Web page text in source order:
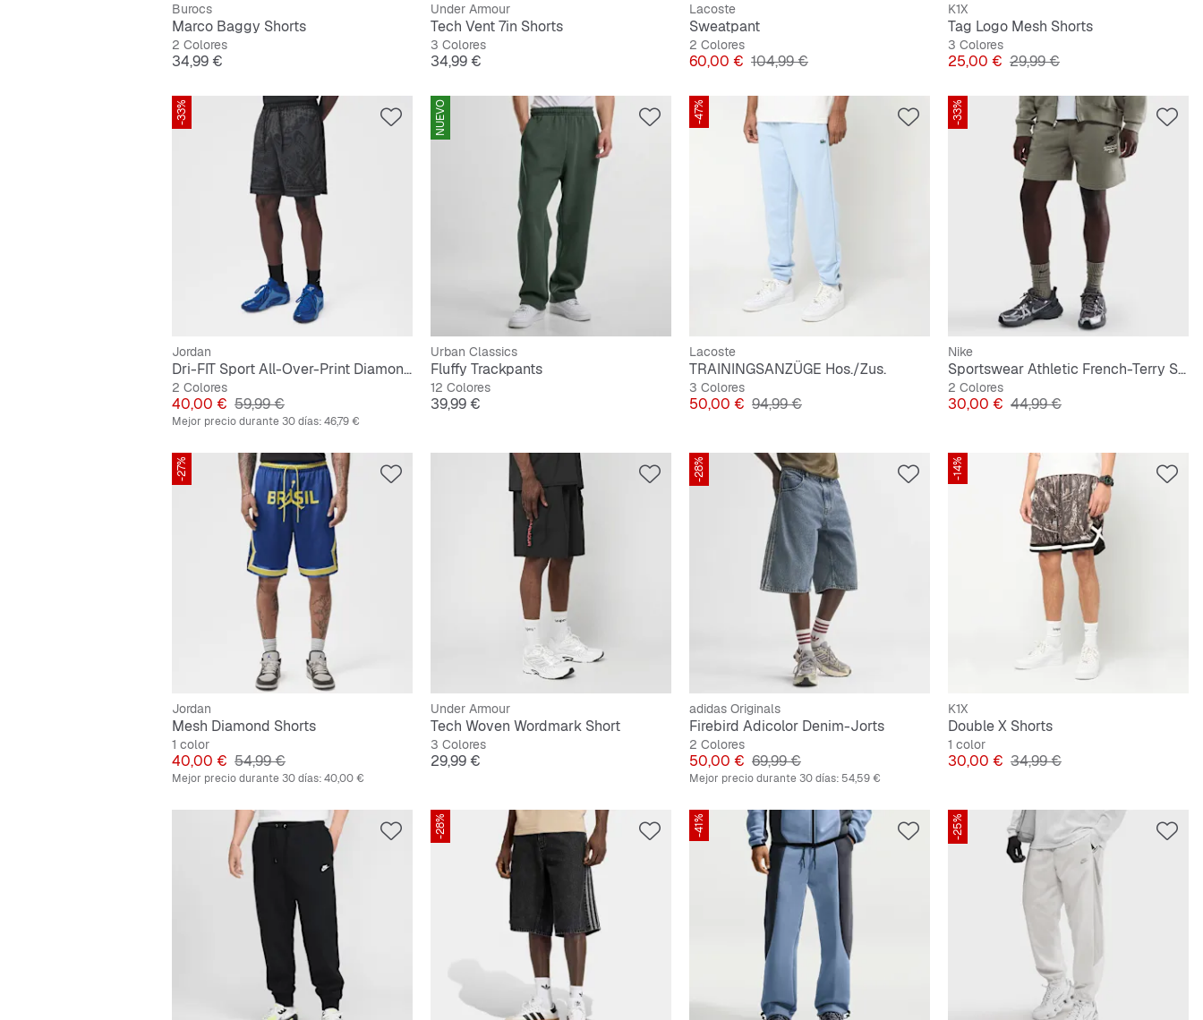
Burocs
Marco Baggy Shorts
2 Colores
Precio
34,99 €
Under Armour
Tech Vent 7in Shorts
3 Colores
Precio
34,99 €
Lacoste
Sweatpant
2 Colores
Precio
60,00 € Precio original
104,99 €
K1X
Tag Logo Mesh Shorts
3 Colores
Precio
25,00 € Precio original
29,99 €
-33%
Jordan
Dri-FIT Sport All-Over-Print Diamond Short
2 Colores
Precio
40,00 € Precio original
59,99 €
Mejor precio durante 30 días:46,79 €
NUEVO
Urban Classics
Fluffy Trackpants
12 Colores
Precio
39,99 €
-47%
Lacoste
TRAININGSANZÜGE Hos./Zus.
3 Colores
Precio
50,00 € Precio original
94,99 €
-33%
Nike
Sportswear Athletic French-Terry Shorts
2 Colores
Precio
30,00 € Precio original
44,99 €
-27%
Jordan
Mesh Diamond Shorts
1 color
Precio
40,00 € Precio original
54,99 €
Mejor precio durante 30 días:40,00 €
Under Armour
Tech Woven Wordmark Short
3 Colores
Precio
29,99 €
-28%
adidas Originals
Firebird Adicolor Denim-Jorts
2 Colores
Precio
50,00 € Precio original
69,99 €
Mejor precio durante 30 días: 54,59 €
-14%
K1X
Double X Shorts
1 color
Precio
30,00 € Precio original
34,99 €
-28% -41% -25%